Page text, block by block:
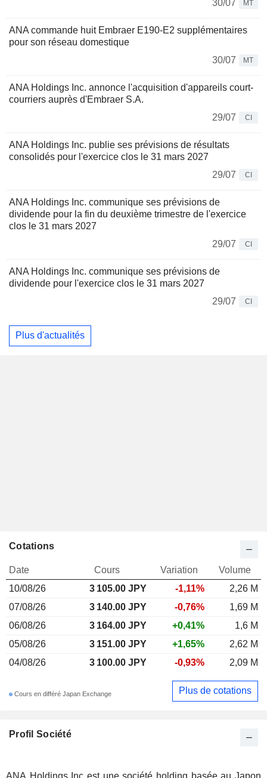
30/07
MT
ANA commande huit Embraer E190-E2 supplémentaires
pour son réseau domestique
30/07
MT
ANA Holdings Inc. annonce l'acquisition d'appareils court-
courriers auprès d'Embraer S.A.
29/07
CI
ANA Holdings Inc. publie ses prévisions de résultats
consolidés pour l'exercice clos le 31 mars 2027
29/07
CI
ANA Holdings Inc. communique ses prévisions de
dividende pour la fin du deuxième trimestre de l'exercice
clos le 31 mars 2027
29/07
CI
ANA Holdings Inc. communique ses prévisions de
dividende pour l'exercice clos le 31 mars 2027
29/07
CI
Plus d'actualités
Profil Société
ANA Holdings Inc est une société holding basée au Japon
Cotations
Date Cours Variation
Volume
10/08/26
3 105.00 JPY -1,11%
2,26 M
07/08/26
3 140.00 JPY -0,76%
1,69 M
06/08/26
3 164.00 JPY +0,41%
1,6 M
05/08/26
3 151.00 JPY +1,65%
2,62 M
04/08/26
3 100.00 JPY -0,93% 2,09 M
Cours en différé Japan Exchange Plus de cotations